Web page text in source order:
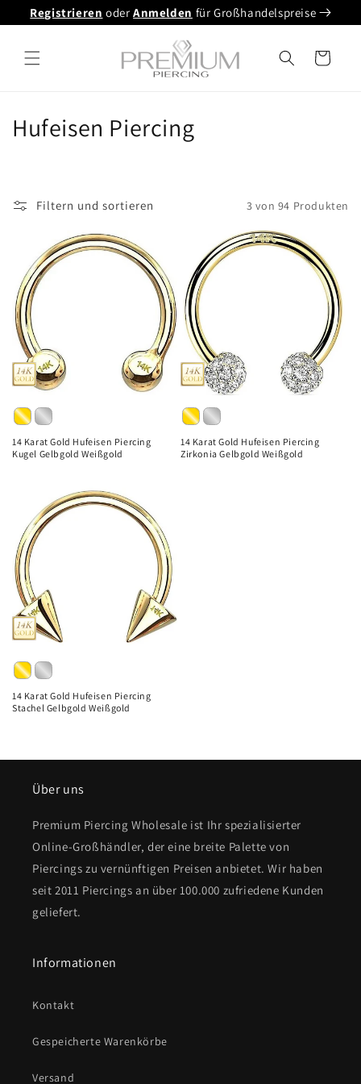
zum
Registrieren oderAnmelden für Großhandelspreise
Warenkorb
K
e
o
r
e
:
Hufeisen Piercing
Filtern und sortieren 3 von 94 Produkten
14 Karat Gold Hufeisen Piercing
Kugel Gelbgold Weißgold
14 Karat Gold Hufeisen Piercing
Zirkonia Gelbgold Weißgold
14 Karat Gold Hufeisen Piercing
Stachel Gelbgold Weißgold
Über uns
Premium Piercing Wholesale ist Ihr spezialisierter
Online-Großhändler, der eine breite Palette von
Piercings zu vernünftigen Preisen anbietet. Wir haben
seit 2011 Piercings an über 100.000 zufriedene Kunden
geliefert.
Informationen
Kontakt
Gespeicherte Warenkörbe
Versand